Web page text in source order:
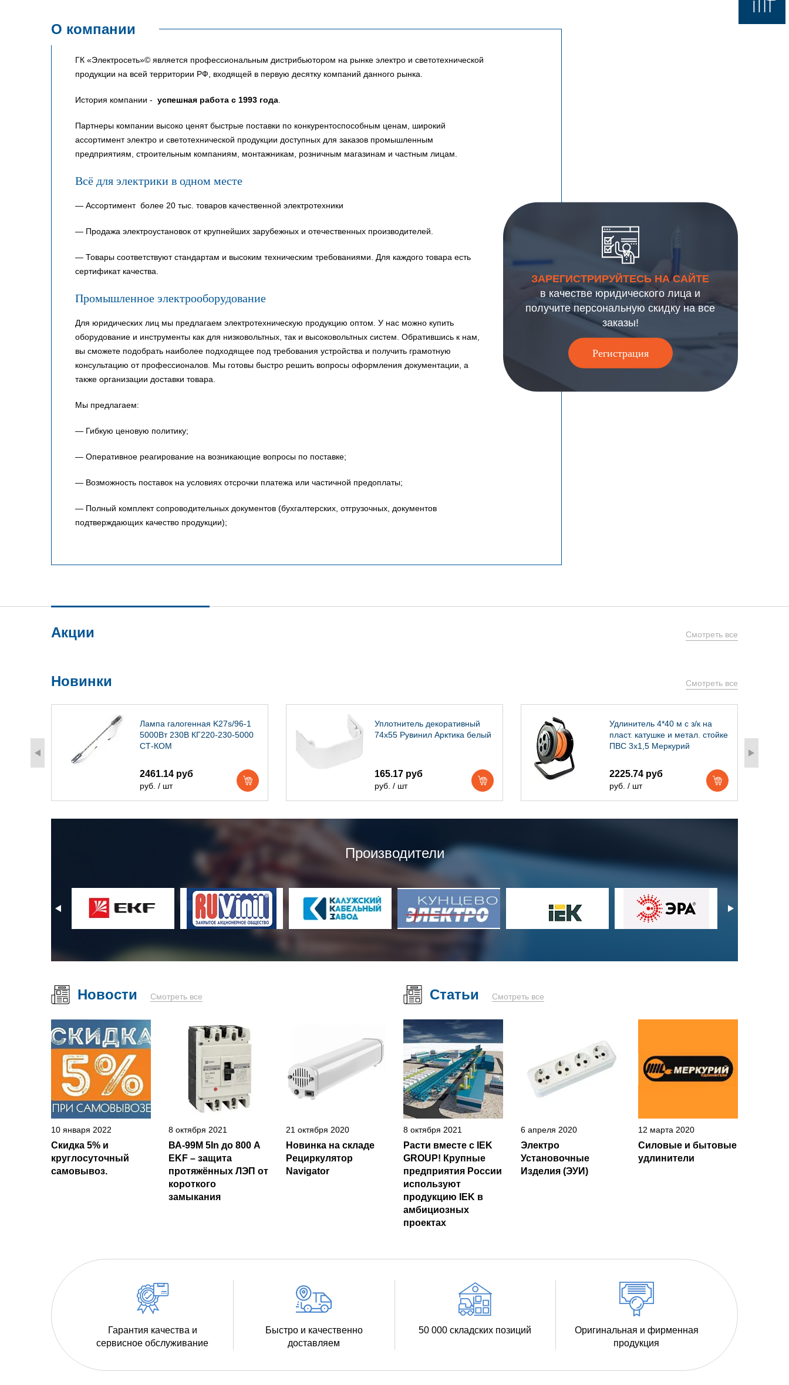
О компании
ГК «Электросеть»© является профессиональным дистрибьютором на рынке электро и светотехнической
продукции на всей территории РФ, входящей в первую десятку компаний данного рынка.
История компании - успешная работа с 1993 года
Партнеры компании высоко ценят быстрые поставки по конкурентоспособным ценам, широкий
ассортимент электро и светотехнической продукции доступных для заказов промышленным
предприятиям, строительным компаниям, монтажникам, розничным магазинам и частным лицам.
Всё для электрики в одном месте
— Ассортимент более 20 тыс. товаров качественной электротехники
— Продажа электроустановок от крупнейших зарубежных и отечественных производителей.
— Товары соответствуют стандартам и высоким техническим требованиями. Для каждого товара есть
сертификат качества.
Промышленное электрооборудование
Для юридических лиц мы предлагаем электротехническую продукцию оптом. У нас можно купить
оборудование и инструменты как для низковольтных, так и высоковольтных систем. Обратившись к нам,
вы сможете подобрать наиболее подходящее под требования устройства и получить грамотную
консультацию от профессионалов. Мы готовы быстро решить вопросы оформления документации, а
также организации доставки товара.
Мы предлагаем:
— Гибкую ценовую политику;
— Оперативное реагирование на возникающие вопросы по поставке;
— Возможность поставок на условиях отсрочки платежа или частичной предоплаты;
— Полный комплект сопроводительных документов (бухгалтерских, отгрузочных, документов
подтверждающих качество продукции);
ЗАРЕГИСТРИРУЙТЕСЬ НА САЙТЕ
в качестве юридического лица и
получите персональную скидку на все
заказы!
Регистрация
Акции Смотреть все
Новинки Смотреть все
Лампа галогенная K27s/96-1
5000Вт 230В КГ220-230-5000
СТ-КОМ
2461.14 руб
руб. / шт
Уплотнитель декоративный
74х55 Рувинил Арктика белый
165.17 руб
руб. / шт
Удлинитель 4*40 м с з/к на
пласт. катушке и метал. стойке
ПВС 3х1,5 Меркурий
2225.74 руб
руб. / шт
Производители
Новости Смотреть все
10 января 2022
Скидка 5% и
круглосуточный
самовывоз.
8 октября 2021
ВА-99М 5In до 800 А
EKF – защита
протяжённых ЛЭП от
короткого
замыкания
21 октября 2020
Новинка на складе
Рециркулятор
Navigator
Статьи Смотреть все
8 октября 2021
Расти вместе с IEK
GROUP! Крупные
предприятия России
используют
продукцию IEK в
амбициозных
проектах
6 апреля 2020
Электро
Установочные
Изделия (ЭУИ)
12 марта 2020
Силовые и бытовые
удлинители
Гарантия качества и
сервисное обслуживание
Быстро и качественно
доставляем
50 000 складских позиций
Оригинальная и фирменная
продукция